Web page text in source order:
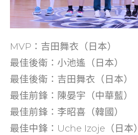
MVP：吉田舞衣（日本）
最佳後衛：小池遙（日本）
最佳後衛：吉田舞衣（日本）
最佳前鋒：陳晏宇（中華藍）
最佳前鋒：李昭喜（韓國）
最佳中鋒：Uche Izoje（日本）